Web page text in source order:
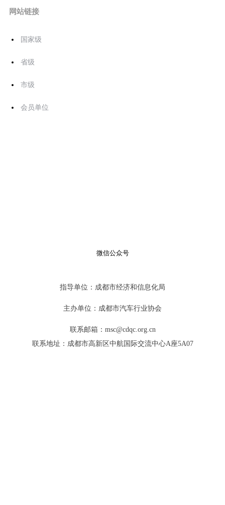
网站链接
国家级
省级
市级
会员单位
微信公众号
指导单位：成都市经济和信息化局
主办单位：成都市汽车行业协会
联系邮箱：msc@cdqc.org.cn
联系地址：成都市高新区中航国际交流中心A座5A07